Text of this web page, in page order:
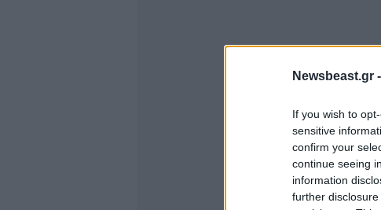
Newsbeast.gr -
If you wish to
sensitive
confirm your
continue seeing
information
further